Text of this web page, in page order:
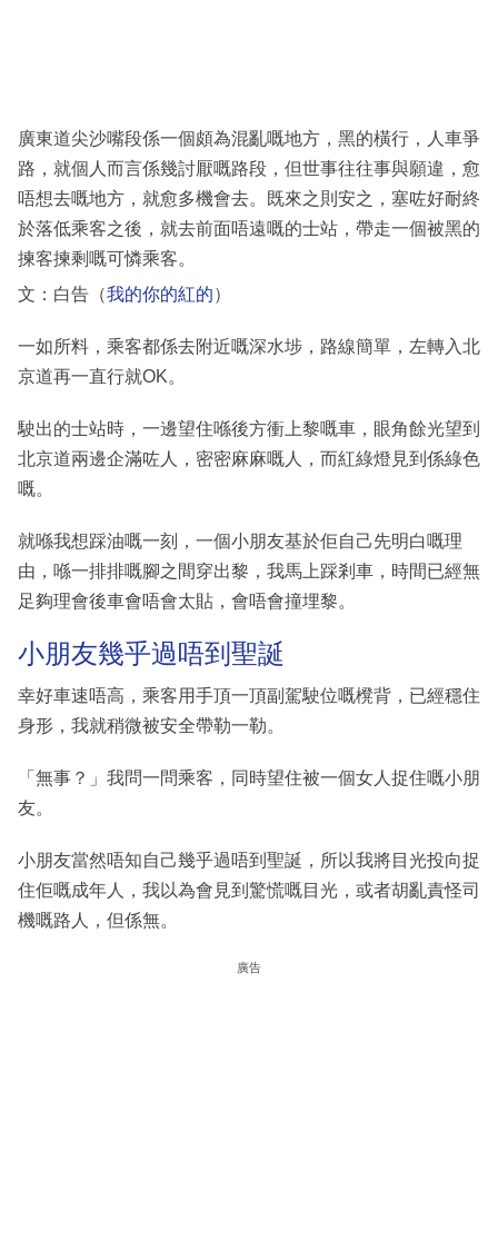
閱
專
區
廣東道尖沙嘴段係一個頗為混亂嘅地方，黑的橫行，人車爭
路，就個人而言係幾討厭嘅路段，但世事往往事與願違，愈
唔想去嘅地方，就愈多機會去。既來之則安之，塞咗好耐終
於落低乘客之後，就去前面唔遠嘅的士站，帶走一個被黑的
揀客揀剩嘅可憐乘客。
文：白告（我的你的紅的）
一如所料，乘客都係去附近嘅深水埗，路線簡單，左轉入北
京道再一直行就OK。
駛出的士站時，一邊望住喺後方衝上黎嘅車，眼角餘光望到
北京道兩邊企滿咗人，密密麻麻嘅人，而紅綠燈見到係綠色
嘅。
就喺我想踩油嘅一刻，一個小朋友基於佢自己先明白嘅理
由，喺一排排嘅腳之間穿出黎，我馬上踩剎車，時間已經無
足夠理會後車會唔會太貼，會唔會撞埋黎。
小朋友幾乎過唔到聖誕
幸好車速唔高，乘客用手頂一頂副駕駛位嘅櫈背，已經穩住
身形，我就稍微被安全帶勒一勒。
「無事？」我問一問乘客，同時望住被一個女人捉住嘅小朋
友。
小朋友當然唔知自己幾乎過唔到聖誕，所以我將目光投向捉
住佢嘅成年人，我以為會見到驚慌嘅目光，或者胡亂責怪司
機嘅路人，但係無。
廣告